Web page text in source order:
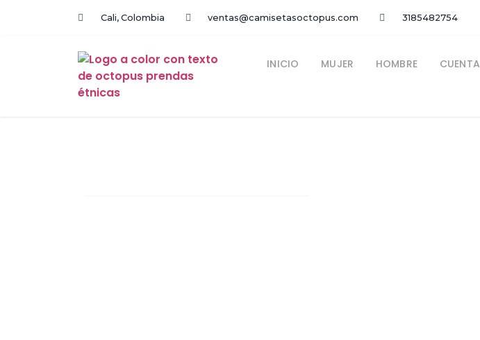
Cali, Colombia ventas@camisetasoctopus.com 3185482754
INICIO MUJER HOMBRE CUENTA